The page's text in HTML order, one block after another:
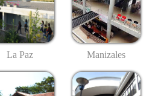
La Paz Manizales